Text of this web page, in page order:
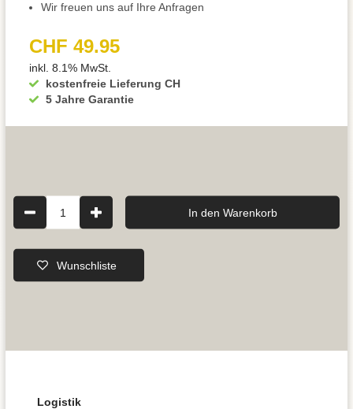
Wir freuen uns auf Ihre Anfragen
kostenfreie Lieferung CH
5 Jahre Garantie
CHF 49.95
inkl. 8.1% MwSt.
1 In den Warenkorb
Wunschliste
Logistik